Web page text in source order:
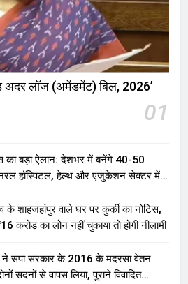
लॉज (अमेंडमेंट) बिल, 2026’
01
का बड़ा ऐलान: देशभर में बनेंगे 40-50
हॉस्पिटल, हेल्थ और एजुकेशन सेक्टर में
के शाहजहांपुर वाले घर पर कुर्की का नोटिस,
करोड़ का लोन नहीं चुकाया तो होगी नीलामी
ने सपा सरकार के 2016 के मदरसा वेतन
सदनों से वापस लिया, पुराने विवादित